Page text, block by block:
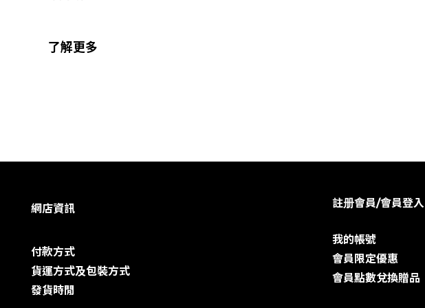
了解更多
網店資訊
付款方式
貨運方式及包裝方式
發貨時閒
註册會員/會員登入
我的帳號
會員限定優惠
會員點數兌換贈品